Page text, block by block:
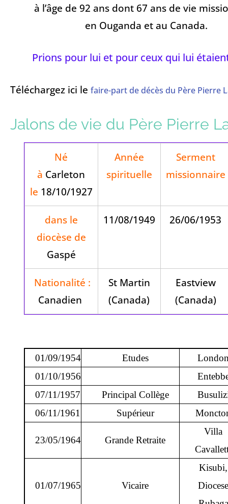
à l’âge de 92 ans dont 67 ans de vie
en Ouganda et au Canada.
Prions pour lui et pour ceux qui lui
Téléchargez ici le faire-part de décès du Père Pierre
Jalons de vie du Père Pierre
Né
à Carleton
le 18/10/1927
Année
spirituelle
Serment
missionnaire
dans le
diocèse de
Gaspé
11/08/1949 26/06/1953
Nationalité :
Canadien
St Martin
(Canada)
Eastview
(Canada)
01/09/1954 Etudes
01/10/1956
07/11/1957
Principal Collège
06/11/1961
Supérieur
23/05/1964 Grande Retraite
Villa
01/07/1965 Vicaire
Kisubi,